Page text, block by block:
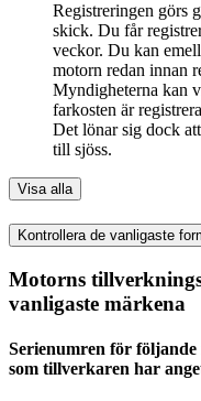
Registreringen görs
skick. Du får
veckor. Du kan
motorn redan innan
Myndigheterna kan
farkosten är
Det lönar sig dock
till sjöss.
Visa alla
Kontrollera de vanligaste
Motorns
vanligaste märkena
Serienumren för
som tillverkaren har